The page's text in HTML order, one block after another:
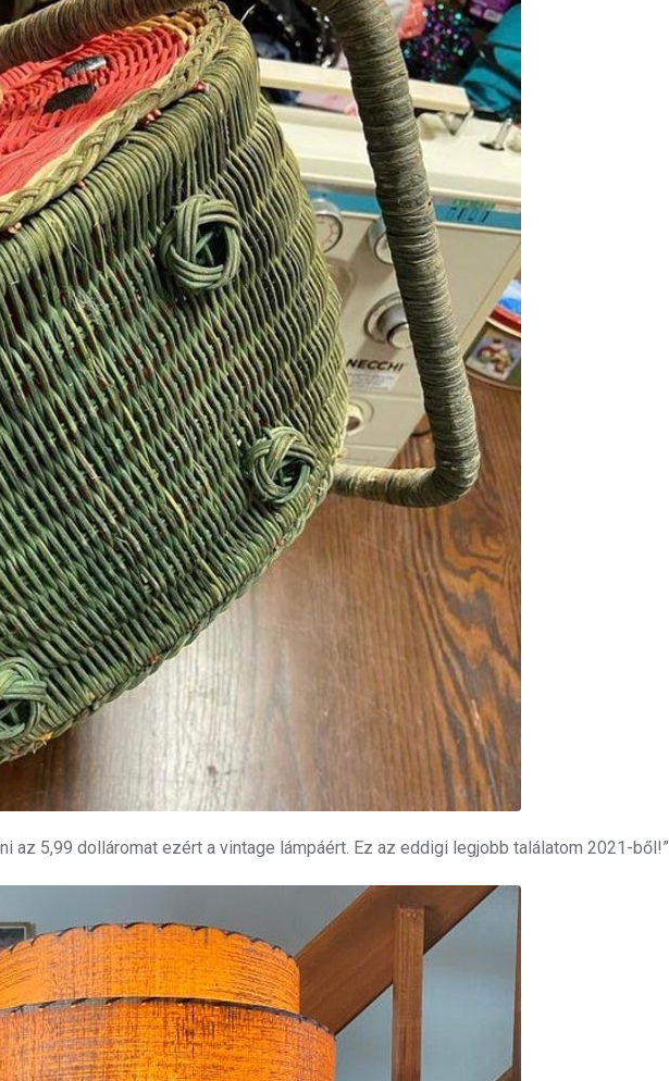
az 5,99 dolláromat ezért a vintage lámpáért. Ez az eddigi legjobb találatom 2021-ből!”